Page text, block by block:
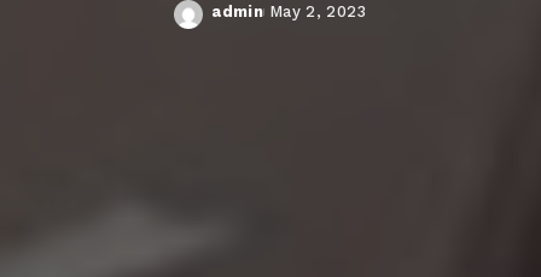
Posted
admin May 2, 2023